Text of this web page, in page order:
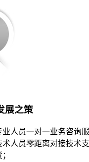
展之策
人员一对一业务咨询
人员零距离对接技术